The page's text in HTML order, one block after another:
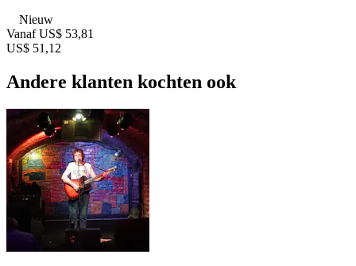
Nieuw
Vanaf US$ 53,81
US$ 51,12
Andere klanten kochten ook